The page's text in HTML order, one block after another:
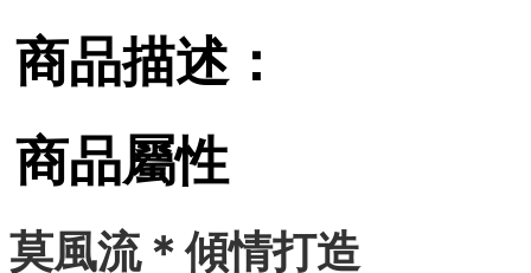
商品描述：
商品屬性
莫風流＊傾情打造